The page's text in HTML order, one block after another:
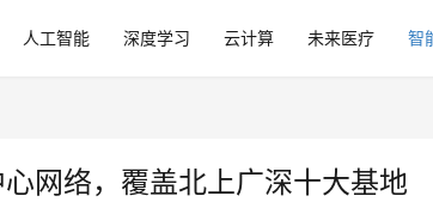
人工智能 深度学习 云计算 未来医疗 智
网络，覆盖北上广深十大基地